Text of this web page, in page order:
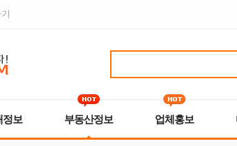
정보 부동산정보 업체홍보